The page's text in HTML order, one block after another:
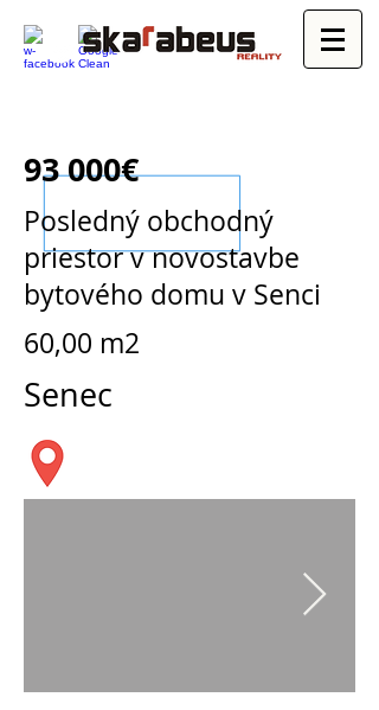
93 000€
Posledný obchodný
priestor v novostavbe
bytového domu v Senci
60,00 m2
Senec